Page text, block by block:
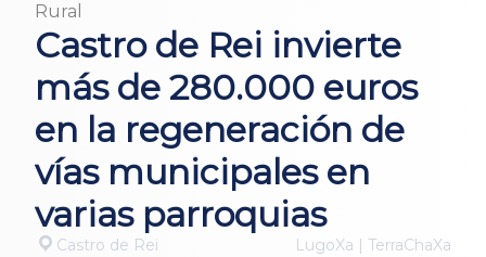
Rural
Castro de Rei invierte
más de 280.000 euros
en la regeneración de
vías municipales en
varias parroquias
Castro de Rei LugoXa | TerraChaXa